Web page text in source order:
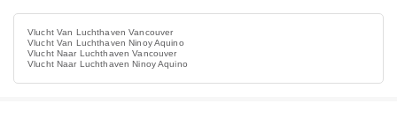
Vlucht Van Luchthaven Vancouver
Vlucht Van Luchthaven Ninoy Aquino
Vlucht Naar Luchthaven Vancouver
Vlucht Naar Luchthaven Ninoy Aquino